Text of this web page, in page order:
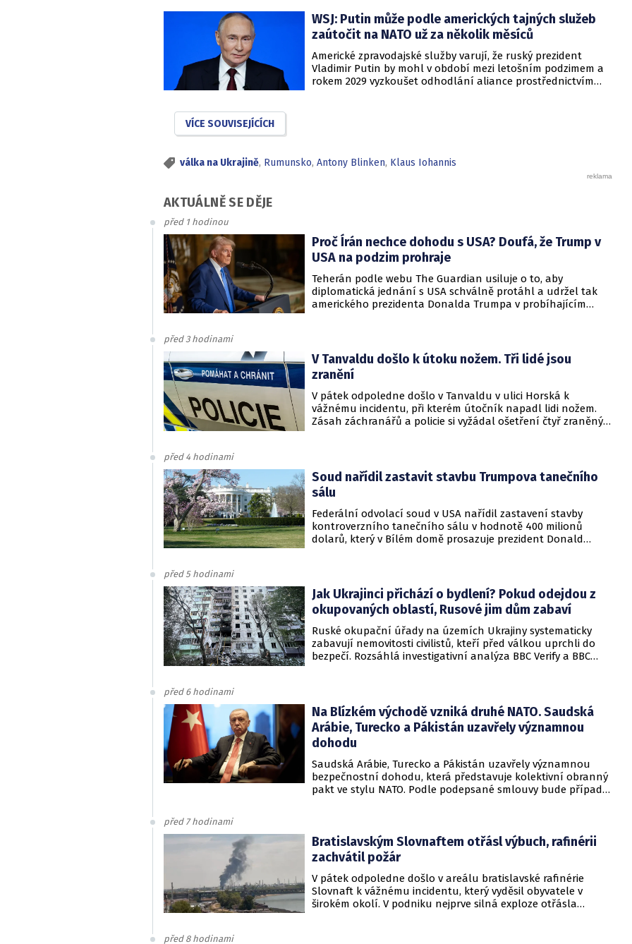
bytů.
WSJ: Putin může podle amerických tajných služeb
zaútočit na NATO už za několik měsíců
Americké zpravodajské služby varují, že ruský prezident
Vladimir Putin by mohl v období mezi letošním podzimem a
rokem 2029 vyzkoušet odhodlání aliance prostřednictvím
drony způsobují ruskému zázemí, totiž Kreml zahnaly do
kouta.
VÍCE SOUVISEJÍCÍCH
válka na Ukrajině, Rumunsko, Antony Blinken, Klaus Iohannis
AKTUÁLNĚ SE DĚJE
před 1 hodinou
Proč Írán nechce dohodu s USA? Doufá, že Trump v
USA na podzim prohraje
Teherán podle webu The Guardian usiluje o to, aby
diplomatická jednání s USA schválně protáhl a udržel tak
amerického prezidenta Donalda Trumpa v probíhajícím
rukojmími za prezidenta Jimmyho Cartera.
před 3 hodinami
V Tanvaldu došlo k útoku nožem. Tři lidé jsou
zranění
V pátek odpoledne došlo v Tanvaldu v ulici Horská k
vážnému incidentu, při kterém útočník napadl lidi nožem.
Zásah záchranářů a policie si vyžádal ošetření čtyř zraněných
před 4 hodinami
Soud nařídil zastavit stavbu Trumpova tanečního
sálu
Federální odvolací soud v USA nařídil zastavení stavby
kontroverzního tanečního sálu v hodnotě 400 milionů
dolarů, který v Bílém domě prosazuje prezident Donald
před 5 hodinami
Jak Ukrajinci přichází o bydlení? Pokud odejdou z
okupovaných oblastí, Rusové jim dům zabaví
Ruské okupační úřady na územích Ukrajiny systematicky
zabavují nemovitosti civilistů, kteří před válkou uprchli do
bezpečí. Rozsáhlá investigativní analýza BBC Verify a BBC
před 6 hodinami
Na Blízkém východě vzniká druhé NATO. Saudská
Arábie, Turecko a Pákistán uzavřely významnou
dohodu
Saudská Arábie, Turecko a Pákistán uzavřely významnou
bezpečnostní dohodu, která představuje kolektivní obranný
pakt ve stylu NATO. Podle podepsané smlouvy bude případný
před 7 hodinami
Bratislavským Slovnaftem otřásl výbuch, rafinérii
zachvátil požár
V pátek odpoledne došlo v areálu bratislavské rafinérie
Slovnaft k vážnému incidentu, který vyděsil obyvatele v
širokém okolí. V podniku nejprve silná exploze otřásla
před 8 hodinami